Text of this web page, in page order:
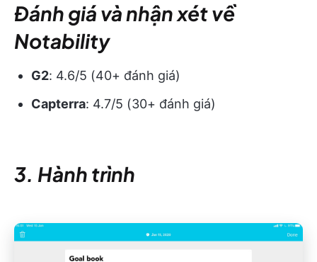
Đánh giá và nhận xét về
Notability
G2: 4.6/5 (40+ đánh giá)
Capterra: 4.7/5 (30+ đánh giá)
3. Hành trình